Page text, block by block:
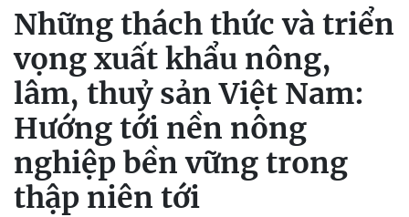
Những thách thức và triển
vọng xuất khẩu nông,
lâm, thuỷ sản Việt Nam:
Hướng tới nền nông
nghiệp bền vững trong
thập niên tới